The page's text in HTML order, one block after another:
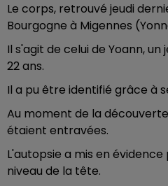
Le corps, retrouvé jeudi
Bourgogne à Migennes
Il s'agit de celui de Yoann,
22 ans.
Il a pu être identifié grâce à
Au moment de la
étaient entravées.
L'autopsie a mis en
niveau de la tête.